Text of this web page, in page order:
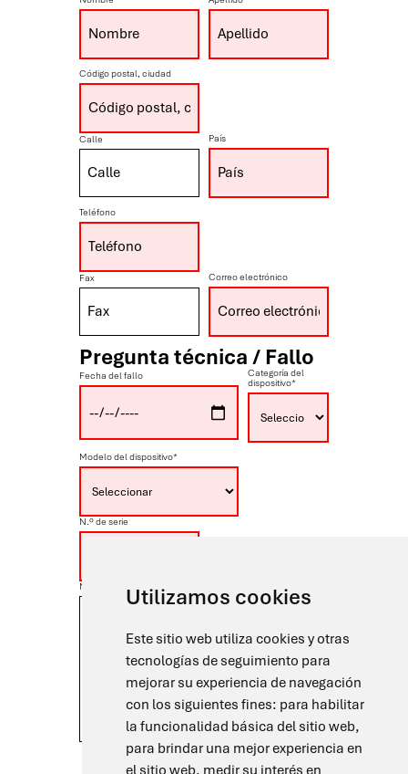
Utilizamos cookies
Este sitio web utiliza cookies y otras
tecnologías de seguimiento para
mejorar su experiencia de navegación
con los siguientes fines: para habilitar
la funcionalidad básica del sitio web,
para brindar una mejor experiencia en
el sitio web, medir su interés en
Código postal, ciudad
Calle País
Teléfono
Fax Correo electrónico
Pregunta técnica / Fallo
Fecha del fallo
Categoría del
dispositivo*
Modelo del dispositivo*
N.º de serie
Nota
Acepto el tratamiento de mis datos personales de